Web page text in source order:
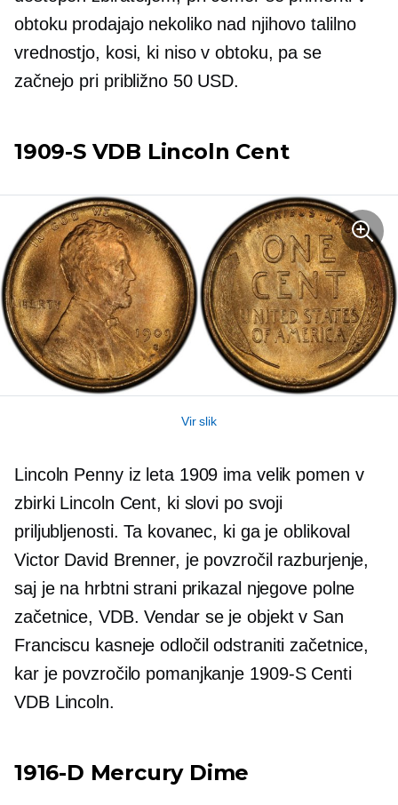
obtoku prodajajo nekoliko nad njihovo talilno
vrednostjo, kosi, ki niso v obtoku, pa se
začnejo pri približno 50 USD.
1909-SVDB Lincoln Cent
Vir slik
Lincoln Penny iz leta 1909 ima velik pomen v
zbirki Lincoln Cent, ki slovi po svoji
priljubljenosti. Ta kovanec, ki ga je oblikoval
Victor David Brenner, je povzročil razburjenje,
saj je na hrbtni strani prikazal njegove polne
začetnice, VDB. Vendar se je objekt v San
Franciscu kasneje odločil odstraniti začetnice,
kar je povzročilo pomanjkanje 1909-SCenti
VDB Lincoln.
1916-D Mercury Dime